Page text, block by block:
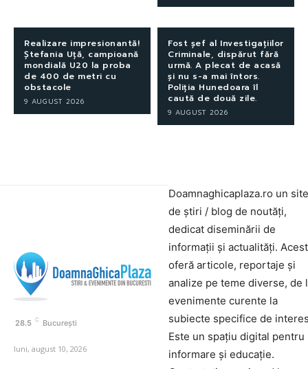
Realizare impresionantă!
Ștefania Uță, campioană
mondială U20 la proba
de 400 de metri cu
obstacole
9 AUGUST 2026
Fost șef al Investigațiilor
Criminale, dispărut fără
urmă. A plecat de acasă
și nu s-a mai întors.
Poliția Hunedoara îl
caută de două zile.
9 AUGUST 2026
28.5 C București
luni, august 10, 2026
Doamnaghicaplaza.ro un site
de știri / blog de noutăți,
dedicat diseminării de
informații și actualități.
oferă articole, reportaje și
analize pe teme diverse, de
evenimente curente la
subiecte specifice de
Este un spațiu digital pentru
informare și educație.